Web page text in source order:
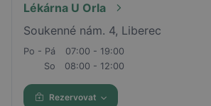
Lékárna U Orla
Soukenné nám. 4, Liberec
Po - Pá
07:00 - 19:00
So
08:00 - 12:00
Rezervovat